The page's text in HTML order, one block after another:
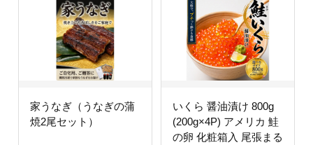
家うなぎ（うなぎの蒲
焼2尾セット）
いくら 醤油漬け 800g
(200g×4P) アメリカ 鮭
の卵 化粧箱入 尾張まる